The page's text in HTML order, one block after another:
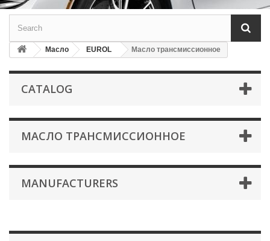
Масло EUROL Масло трансмиссионное
CATALOG
МАСЛО ТРАНСМИССИОННОЕ
MANUFACTURERS